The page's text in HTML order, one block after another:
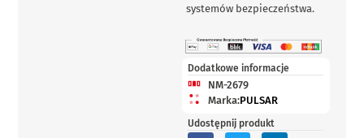
systemów bezpieczeństwa.
Dodatkowe informacje
NM-2679
Marka:PULSAR
Udostępnij produkt